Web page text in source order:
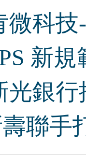
微科
新規
光銀
聯手